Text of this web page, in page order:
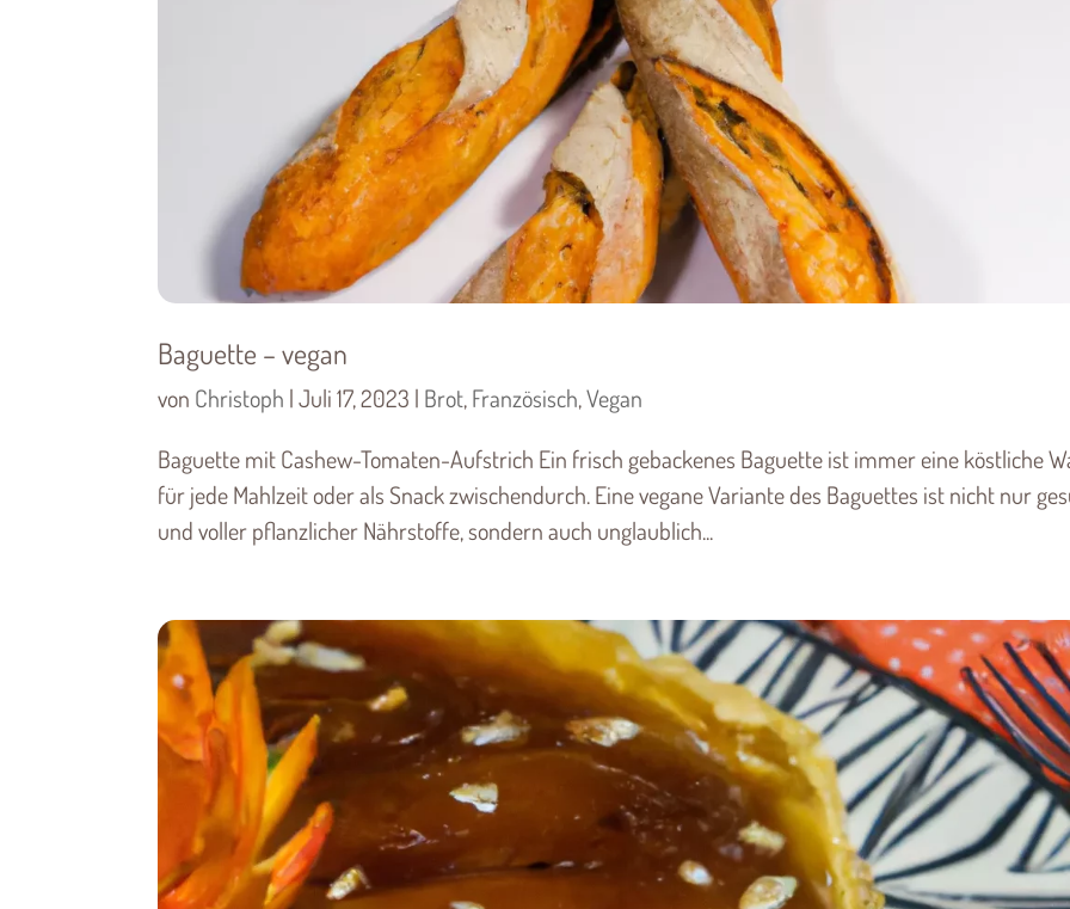
Baguette – vegan
von Christoph |Juli 17, 2023 | Brot,Französisch,Vegan
Baguette mit Cashew-Tomaten-Aufstrich Ein frisch gebackenes Baguette ist immer eine köstliche
für jede Mahlzeit oder als Snack zwischendurch. Eine vegane Variante des Baguettes ist nicht nur
und voller pflanzlicher Nährstoffe, sondern auch unglaublich...